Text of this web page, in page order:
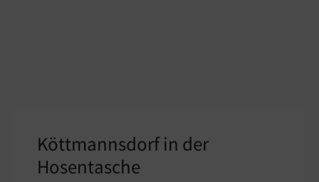
Köttmannsdorf in der
Hosentasche